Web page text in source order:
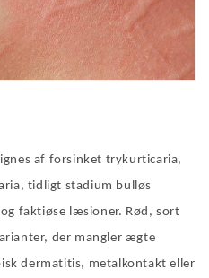
af forsinket trykurticaria,
tidligt stadium bulløs
faktiøse læsioner. Rød, sort
der mangler ægte
dermatitis, metalkontakt eller